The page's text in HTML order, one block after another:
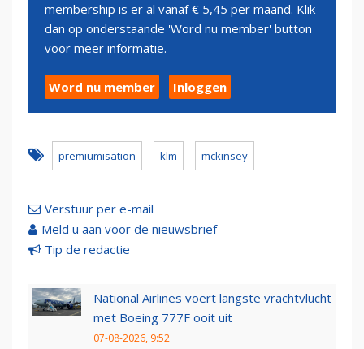
membership is er al vanaf € 5,45 per maand. Klik
dan op onderstaande 'Word nu member' button
voor meer informatie.
Word nu member Inloggen
premiumisation klm mckinsey
Verstuur per e-mail
Meld u aan voor de nieuwsbrief
Tip de redactie
National Airlines voert langste vrachtvlucht
met Boeing 777F ooit uit
07-08-2026, 9:52